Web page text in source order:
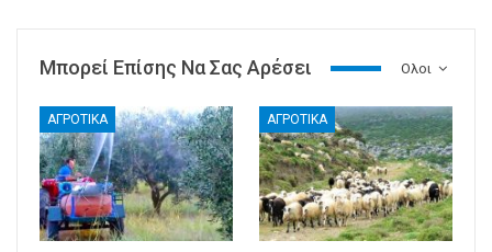
Ολοι
Μπορεί Επίσης Να Σας Αρέσει
ΑΓΡΟΤΙΚΑ ΑΓΡΟΤΙΚΑ